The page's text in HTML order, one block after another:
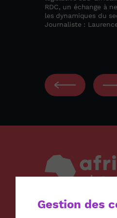
RDC, un échange à
les dynamiques du
Journaliste :
Gestion des